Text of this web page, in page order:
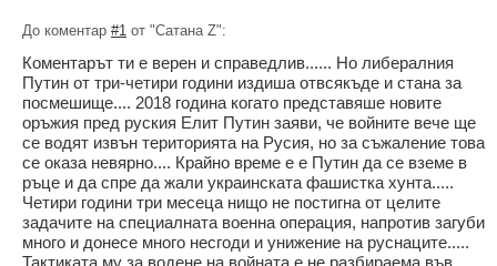
До коментар #1 от "Сатана Z":
Коментарът ти е верен и справедлив...... Но либералния
Путин от три-четири години издиша отвсякъде и стана за
посмешище.... 2018 година когато представяше новите
оръжия пред руския Елит Путин заяви, че войните вече ще
се водят извън територията на Русия, но за съжаление това
се оказа невярно.... Крайно време е е Путин да се вземе в
ръце и да спре да жали украинската фашистка хунта.....
Четири години три месеца нищо не постигна от целите
задачите на специалната военна операция, напротив загуби
много и донесе много несгоди и унижение на руснаците.....
Тактиката му за водене на войната е не разбираема във